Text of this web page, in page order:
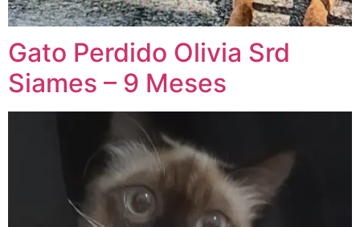
Gato Perdido Olivia Srd
Siames – 9 Meses